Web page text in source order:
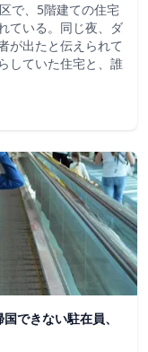
で、5階建ての住宅
ている。同じ夜、ダ
が出たと伝えられて
していた住宅と、誰
できない駐在員、